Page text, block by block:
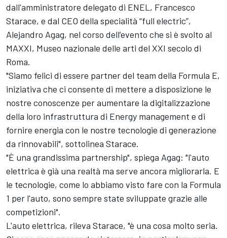
dall'amministratore delegato di ENEL, Francesco
Starace, e dal CEO della specialità “full electric”,
Alejandro Agag, nel corso dell’evento che si è svolto al
MAXXI, Museo nazionale delle arti del XXI secolo di
Roma.
"Siamo felici di essere partner del team della Formula E,
iniziativa che ci consente di mettere a disposizione le
nostre conoscenze per aumentare la digitalizzazione
della loro infrastruttura di Energy management e di
fornire energia con le nostre tecnologie di generazione
da rinnovabili", sottolinea Starace.
"È una grandissima partnership", spiega Agag: "l'auto
elettrica è già una realtà ma serve ancora migliorarla. E
le tecnologie, come lo abbiamo visto fare con la Formula
1 per l'auto, sono sempre state sviluppate grazie alle
competizioni".
L'auto elettrica, rileva Starace, "è una cosa molto seria.